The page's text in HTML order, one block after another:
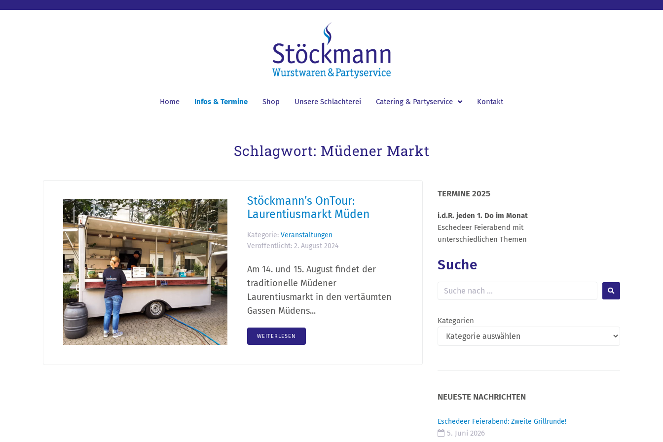
Home Infos & Termine Shop Unsere Schlachterei Catering & Partyservice Kontakt
Schlagwort: Müdener Markt
Stöckmann’s OnTour:
Laurentiusmarkt Müden
Kategorie:Veranstaltungen
Veröffentlicht:2. August 2024
Am 14. und 15. August findet der
traditionelle Müdener
Laurentiusmarkt in den vertäumten
Gassen Müdens...
WEITERLESEN
TERMINE 2025
i.d.R. jeden 1. Do im Monat
Eschedeer Feierabend mit
unterschiedlichen Themen
Suche
Kategorien
NEUESTE NACHRICHTEN
Eschedeer Feierabend: Zweite Grillrunde!
5. Juni 2026